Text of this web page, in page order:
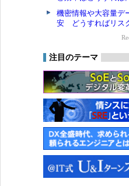
機密情報や大容量デ
安 どうすればリス
注目のテーマ